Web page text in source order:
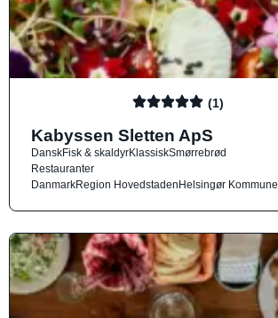
(1)
Kabyssen Sletten ApS
DanskFisk & skaldyrKlassiskSmørrebrød
Restauranter
DanmarkRegion HovedstadenHelsingør Kommune